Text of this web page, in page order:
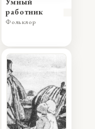
работник
Фольклор